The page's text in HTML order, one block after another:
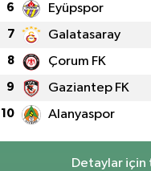
6 Eyüpspor
7 Galatasaray
8 Çorum FK
9 Gaziantep FK
10 Alanyaspor
Detaylar için